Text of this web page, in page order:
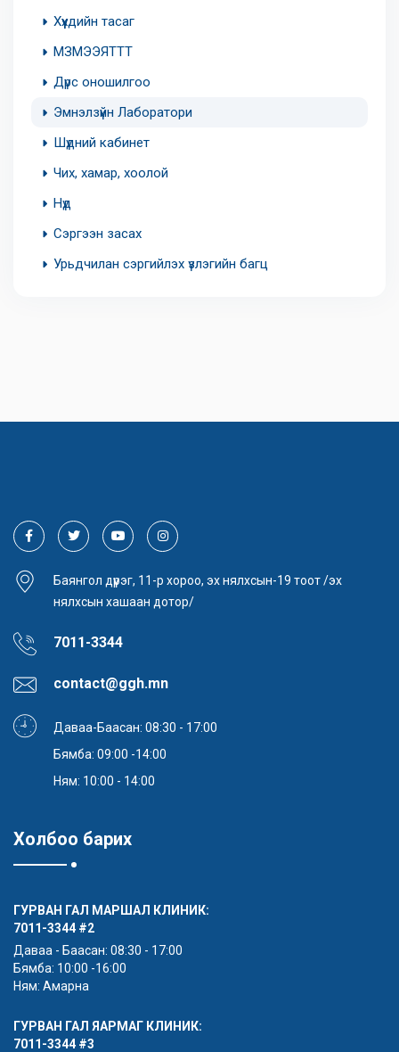
Хүүхдийн тасаг
МЗМЭЭЯТТТ
Дүрс оношилгоо
Эмнэлзүйн Лаборатори
Шүдний кабинет
Чих, хамар, хоолой
Нүд
Сэргээн засах
Урьдчилан сэргийлэх үзлэгийн багц
Баянгол дүүрэг, 11-р хороо, эх нялхсын-19 тоот /эх
нялхсын хашаан дотор/
7011-3344
contact@ggh.mn
Даваа-Баасан: 08:30 - 17:00
Бямба: 09:00 -14:00
Ням: 10:00 - 14:00
Холбоо барих
ГУРВАН ГАЛ МАРШАЛ КЛИНИК:
7011-3344 #2
Даваа - Баасан: 08:30 - 17:00
Бямба: 10:00 -16:00
Ням: Амарна
ГУРВАН ГАЛ ЯАРМАГ КЛИНИК:
7011-3344 #3